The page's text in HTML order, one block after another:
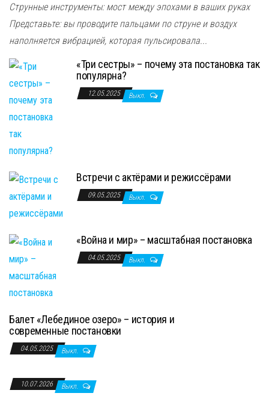
Струнные инструменты: мост между эпохами в ваших руках
Представьте: вы проводите пальцами по струне и воздух
наполняется вибрацией, которая пульсировала...
«Три сестры» – почему эта постановка так
популярна?
12.05.2025 Выкл.
Встречи с актёрами и режиссёрами
09.05.2025 Выкл.
«Война и мир» – масштабная постановка
04.05.2025 Выкл.
Балет «Лебединое озеро» – история и
современные постановки
04.05.2025 Выкл.
10.07.2026 Выкл.